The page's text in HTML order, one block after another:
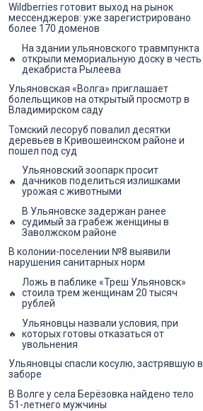
Wildberries готовит выход на рынок
мессенджеров: уже зарегистрировано
более 170 доменов
На здании ульяновского травмпункта
открыли мемориальную доску в честь
декабриста Рылеева
Ульяновская «Волга» приглашает
болельщиков на открытый просмотр в
Владимирском саду
Томский лесоруб повалил десятки
деревьев в Кривошеинском районе и
пошел под суд
Ульяновский зоопарк просит
дачников поделиться излишками
урожая с животными
В Ульяновске задержан ранее
судимый за грабеж женщины в
Заволжском районе
В колонии-поселении №8 выявили
нарушения санитарных норм
Ложь в паблике «Треш Ульяновск»
стоила трем женщинам 20 тысяч
рублей
Ульяновцы назвали условия, при
которых готовы отказаться от
увольнения
Ульяновцы спасли косулю, застрявшую в
заборе
В Волге у села Берёзовка найдено тело
51-летнего мужчины